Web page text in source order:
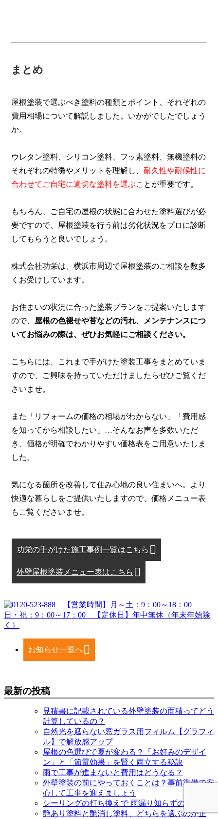
まとめ
屋根塗装で選ぶべき塗料の種類とポイント、それぞれの
費用相場について解説しました。いかがでしたでしょう
か。
ウレタン塗料、シリコン塗料、フッ素塗料、無機塗料の
それぞれの特徴やメリットを理解し、 耐久性や耐候性に
合わせてご自宅に適切な塗料を選ぶことが重要です。
もちろん、ご自宅の屋根の状態に合わせた塗料選びが必
要ですので、屋根塗装を行う前は劣化状況をプロに診断
してもらうと良いでしょう。
株式会社功栄は、横浜市周辺で屋根塗装のご相談を数多
くお受けしています。
お住まいの状況に合った塗装プランをご提案いたします
ので、 屋根の色褪せや苔などの汚れ、メンテナンスにつ
いてお悩みの際は、ぜひお気軽にご相談ください。
こちらには、これまで手がけた塗装工事をまとめていま
すので、ご興味を持っていただけましたらぜひご覧くだ
さいませ。
また「リフォームの価格の相場がわからない」「費用感
を知ってから相談したい」…そんなお声を多数いただ
き、価格が明確でわかりやすい価格表をご用意いたしま
した。
気になる箇所を改善して住み心地の良い住まいへ。より
快適な暮らしをご提供いたしますので、価格メニュー表
もご覧くださいませ。
功栄の手がけた施工事例一覧はこちら
外壁屋根塗装メニュー表はこちら
お知らせ一覧へ
最新の投稿
見積書に記載されている外壁塗装の面積ってどう
計算しているの？
自然光を遮らない窓ガラス用フィルム【グラフィ
ル】で解放感アップ
屋根の色選びで夏が変わる？「お好みのデザイ
ン」と「節電効果」を賢く両立する秘訣
雨で工事が進まないと費用はどうなる？
外壁塗装の前にやっておくことは？事前準備で安
心して工事を迎えましょう
シーリングの打ち換えで 雨漏り知らずの安心を
艶あり塗料と艶消し塗料、どちらを選ぶのが正